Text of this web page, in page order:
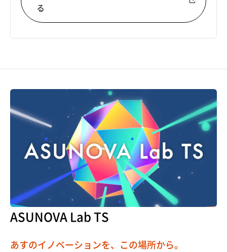
る
ASUNOVA Lab TS
あすのイノベーションを、この場所から。